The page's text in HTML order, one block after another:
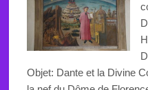
Objet: Dante et la Divine